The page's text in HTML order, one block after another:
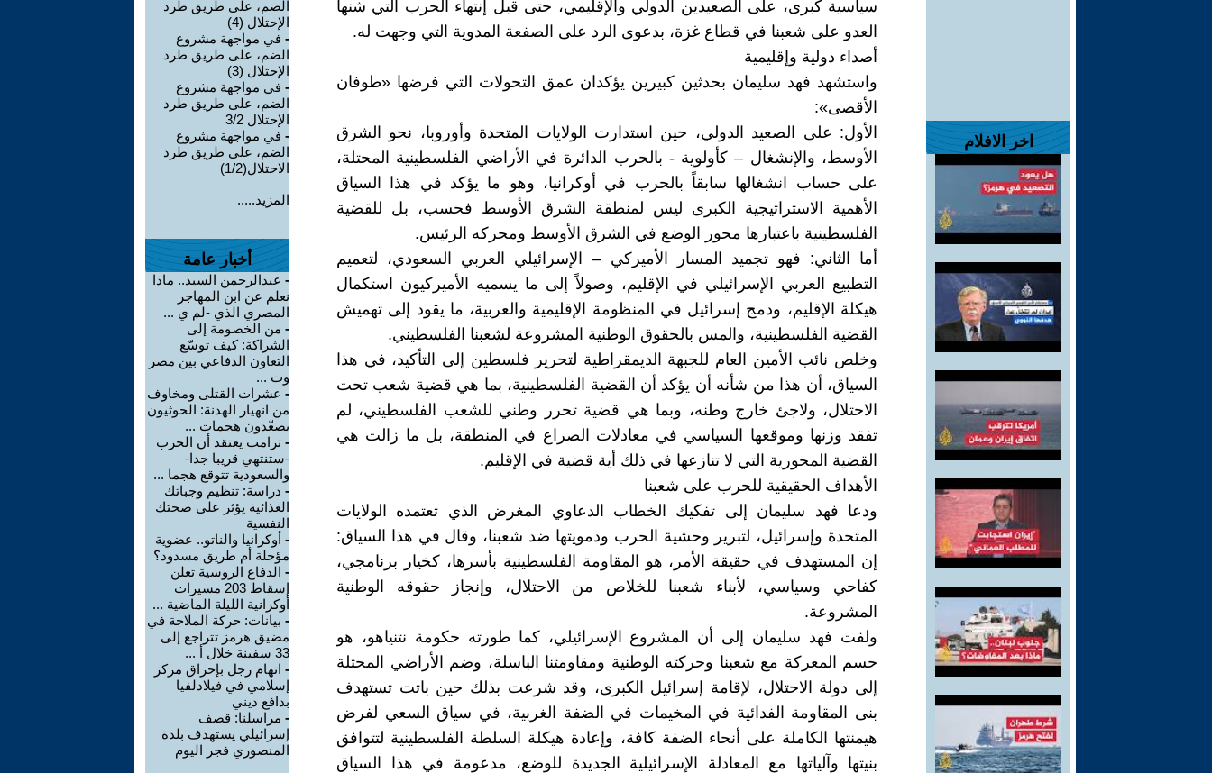
اخر الافلام
سياسية كبرى، على الصعيدين الدولي والإقليمي، حتى قبل إنتهاء الحرب التي شنها
العدو على شعبنا في قطاع غزة، بدعوى الرد على الصفعة المدوية التي وجهت له.
أصداء دولية وإقليمية
واستشهد فهد سليمان بحدثين كبيرين يؤكدان عمق التحولات التي فرضها «طوفان
الأقصى»:
الأول: على الصعيد الدولي، حين استدارت الولايات المتحدة وأوروبا، نحو الشرق
الأوسط، والإنشغال – كأولوية - بالحرب الدائرة في الأراضي الفلسطينية المحتلة،
على حساب انشغالها سابقاً بالحرب في أوكرانيا، وهو ما يؤكد في هذا السياق
الأهمية الاستراتيجية الكبرى ليس لمنطقة الشرق الأوسط فحسب، بل للقضية
الفلسطينية باعتبارها محور الوضع في الشرق الأوسط ومحركه الرئيس.
أما الثاني: فهو تجميد المسار الأميركي – الإسرائيلي العربي السعودي، لتعميم
التطبيع العربي الإسرائيلي في الإقليم، وصولاً إلى ما يسميه الأميركيون استكمال
هيكلة الإقليم، ودمج إسرائيل في المنظومة الإقليمية والعربية، ما يقود إلى تهميش
القضية الفلسطينية، والمس بالحقوق الوطنية المشروعة لشعبنا الفلسطيني.
وخلص نائب الأمين العام للجبهة الديمقراطية لتحرير فلسطين إلى التأكيد، في هذا
السياق، أن هذا من شأنه أن يؤكد أن القضية الفلسطينية، بما هي قضية شعب تحت
الاحتلال، ولاجئ خارج وطنه، وبما هي قضية تحرر وطني للشعب الفلسطيني، لم
تفقد وزنها وموقعها السياسي في معادلات الصراع في المنطقة، بل ما زالت هي
القضية المحورية التي لا تنازعها في ذلك أية قضية في الإقليم.
الأهداف الحقيقية للحرب على شعبنا
ودعا فهد سليمان إلى تفكيك الخطاب الدعاوي المغرض الذي تعتمده الولايات
المتحدة وإسرائيل، لتبرير وحشية الحرب ودمويتها ضد شعبنا، وقال في هذا السياق:
إن المستهدف في حقيقة الأمر، هو المقاومة الفلسطينية بأسرها، كخيار برنامجي،
كفاحي وسياسي، لأبناء شعبنا للخلاص من الاحتلال، وإنجاز حقوقه الوطنية
المشروعة.
ولفت فهد سليمان إلى أن المشروع الإسرائيلي، كما طورته حكومة نتنياهو، هو
حسم المعركة مع شعبنا وحركته الوطنية ومقاومتنا الباسلة، وضم الأراضي المحتلة
إلى دولة الاحتلال، لإقامة إسرائيل الكبرى، وقد شرعت بذلك حين باتت تستهدف
بنى المقاومة الفدائية في المخيمات في الضفة الغربية، في سياق السعي لفرض
هيمنتها الكاملة على أنحاء الضفة كافة، وإعادة هيكلة السلطة الفلسطينية لتتوافق
بنيتها وآلياتها مع المعادلة الإسرائيلية الجديدة للوضع، مدعومة في هذا السياق
الضم، على طريق طرد
الإحتلال (4)
- في مواجهة مشروع
الضم، على طريق طرد
الإحتلال (3)
- في مواجهة مشروع
الضم، على طريق طرد
الإحتلال 3/2
- في مواجهة مشروع
الضم، على طريق طرد
الاحتلال(1/2)
المزيد.....
أخبار عامة
- عبدالرحمن السيد.. ماذا
نعلم عن ابن المهاجر
المصري الذي -لم ي ...
- من الخصومة إلى
الشراكة: كيف توسّع
التعاون الدفاعي بين مصر
وت ...
- عشرات القتلى ومخاوف
من انهيار الهدنة: الحوثيون
يصعّدون هجمات ...
- ترامب يعتقد أن الحرب
-ستنتهي قريبا جدا-
والسعودية تتوقع هجما ...
- دراسة: تنظيم وجباتك
الغذائية يؤثر على صحتك
النفسية
- أوكرانيا والناتو.. عضوية
مؤجلة أم طريق مسدود؟
- الدفاع الروسية تعلن
إسقاط 203 مسيرات
أوكرانية الليلة الماضية ...
- بيانات: حركة الملاحة في
مضيق هرمز تتراجع إلى
33 سفينة خلال أ ...
- اتهام رجل بإحراق مركز
إسلامي في فيلادلفيا
بدافع ديني
- مراسلنا: قصف
إسرائيلي يستهدف بلدة
المنصوري فجر اليوم